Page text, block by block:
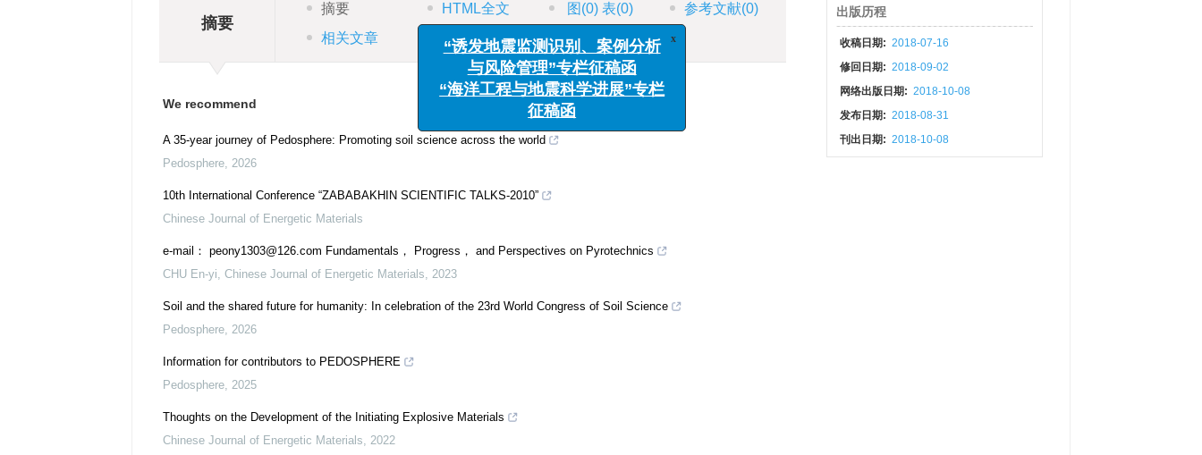
摘要
摘要 HTML全文 图 (0)表(0) 参考文献(0)
相关文章
施引文献 资源附件(0)
We recommend
A 35-year journey of Pedosphere: Promoting soil science across the world
Pedosphere, 2026
10th International Conference “ZABABAKHIN SCIENTIFIC TALKS-2010”
Chinese Journal of Energetic Materials
e-mail： peony1303@126.com Fundamentals， Progress， and Perspectives on Pyrotechnics
CHU En-yi, Chinese Journal of Energetic Materials, 2023
Soil and the shared future for humanity: In celebration of the 23rd World Congress of Soil Science
Pedosphere, 2026
Information for contributors to PEDOSPHERE
Pedosphere, 2025
Thoughts on the Development of the Initiating Explosive Materials
Chinese Journal of Energetic Materials, 2022
出版历程
收稿日期: 2018-07-16
修回日期: 2018-09-02
网络出版日期: 2018-10-08
发布日期: 2018-08-31
刊出日期: 2018-10-08
“诱发地震监测识别、案例分析
与风险管理”专栏征稿函
“海洋工程与地震科学进展”专栏